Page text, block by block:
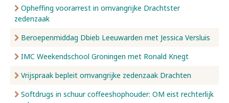
Opheffing voorarrest in omvangrijke Drachtster
zedenzaak
Beroepenmiddag Dbieb Leeuwarden met Jessica Versluis
IMC Weekendschool Groningen met Ronald Knegt
Vrijspraak bepleit omvangrijke zedenzaak Drachten
Softdrugs in schuur coffeeshophouder: OM eist rechterlijk